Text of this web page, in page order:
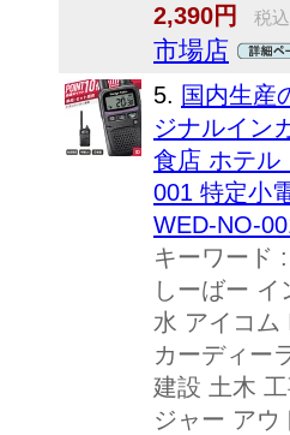
2,390円
税
市場店
5. 国内生産
ジナルイン
食店 ホテル
001 特定小
WED-NO-
キーワード
しーばー
水 アイコム
カーディー
建設 土木
ジャー アウ